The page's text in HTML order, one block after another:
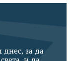
днес, за да